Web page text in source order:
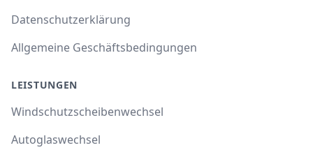
Datenschutzerklärung
Allgemeine Geschäftsbedingungen
LEISTUNGEN
Windschutzscheibenwechsel
Autoglaswechsel